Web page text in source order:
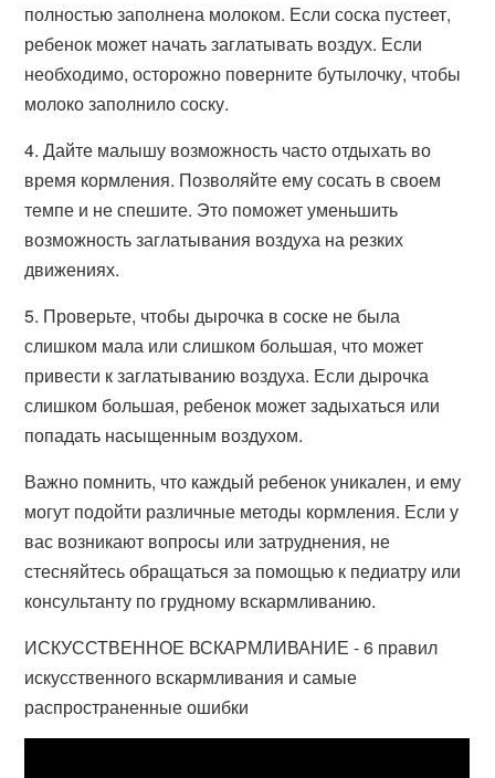
полностью заполнена молоком. Если соска пустеет,
ребенок может начать заглатывать воздух. Если
необходимо, осторожно поверните бутылочку, чтобы
молоко заполнило соску.
4. Дайте малышу возможность часто отдыхать во
время кормления. Позволяйте ему сосать в своем
темпе и не спешите. Это поможет уменьшить
возможность заглатывания воздуха на резких
движениях.
5. Проверьте, чтобы дырочка в соске не была
слишком мала или слишком большая, что может
привести к заглатыванию воздуха. Если дырочка
слишком большая, ребенок может задыхаться или
попадать насыщенным воздухом.
Важно помнить, что каждый ребенок уникален, и ему
могут подойти различные методы кормления. Если у
вас возникают вопросы или затруднения, не
стесняйтесь обращаться за помощью к педиатру или
консультанту по грудному вскармливанию.
ИСКУССТВЕННОЕ ВСКАРМЛИВАНИЕ - 6 правил
искусственного вскармливания и самые
распространенные ошибки